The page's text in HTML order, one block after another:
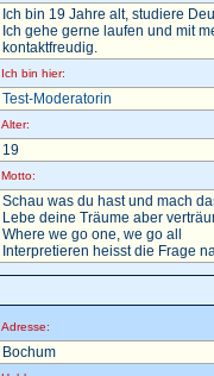
Ich bin 19 Jahre alt, studiere
Ich gehe gerne laufen und mit
kontaktfreudig.
Ich bin hier:
Test-Moderatorin
Alter:
19
Motto:
Schau was du hast und mach
Lebe deine Träume aber
Where we go one, we go all
Interpretieren heisst die Frage
Adresse:
Bochum